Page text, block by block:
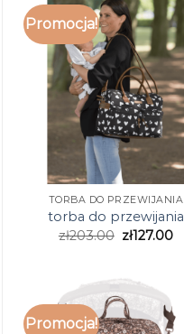
Promocja!
TORBA DO PRZEWIJANIA
torba do przewijania
zł203.00 zł127.00
Promocja!